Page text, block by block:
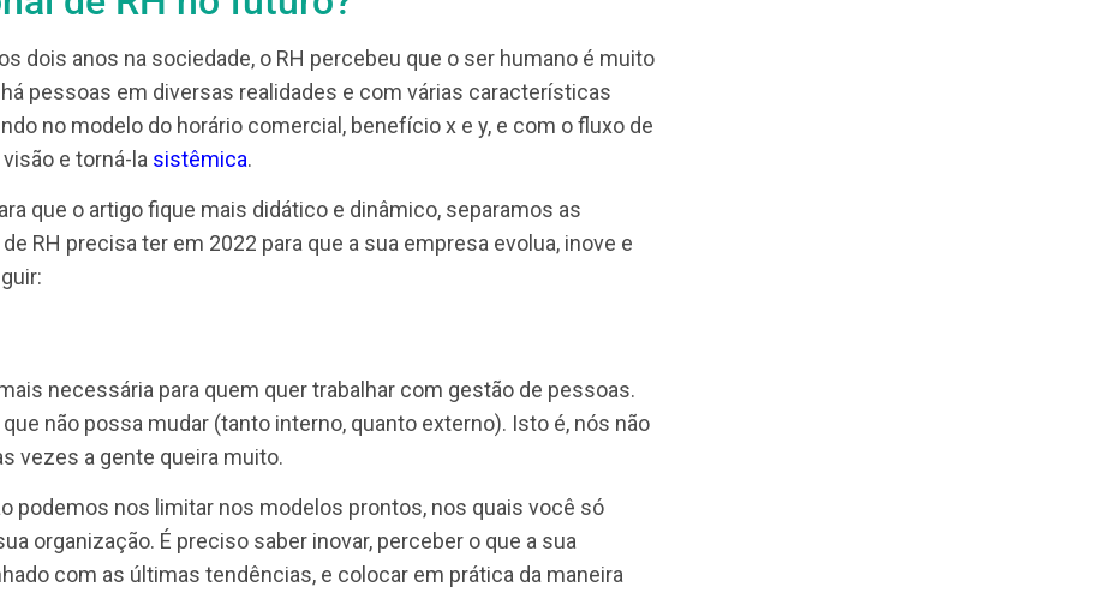
é aí que entra em cena o tema principal deste artigo.
de RH no futuro?
dois anos na sociedade, o RH percebeu que o ser humano é muito
há pessoas em diversas realidades e com várias características
mundo no modelo do horário comercial, benefício x e y, e com o fluxo de
a visão e torná-la
de RH precisa ter em 2022 para que a sua empresa evolua, inove e
seguir:
mais necessária para quem quer trabalhar com gestão de pessoas.